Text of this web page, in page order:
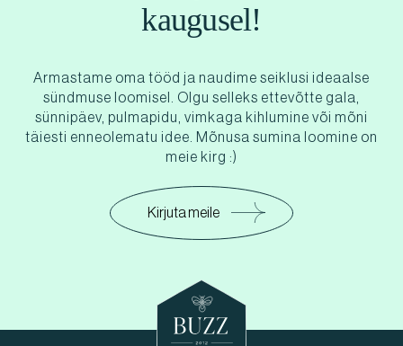
kaugusel!
Armastame oma tööd ja naudime seiklusi ideaalse
sündmuse loomisel. Olgu selleks ettevõtte gala,
sünnipäev, pulmapidu, vimkaga kihlumine või mõni
täiesti enneolematu idee. Mõnusa sumina loomine on
meie kirg :)
Kirjuta meile